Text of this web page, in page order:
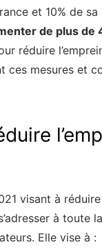
et 10% de
de plus de
réduire
ces mesures et
visant à
à toute
Elle vise à :